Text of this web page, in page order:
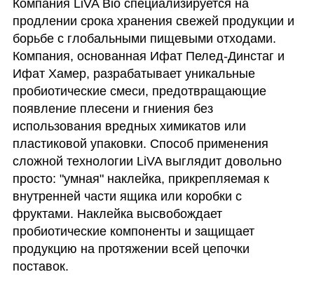
Компания LiVA Bio специализируется на
продлении срока хранения свежей продукции и
борьбе с глобальными пищевыми отходами.
Компания, основанная Ифат Пелед-Динстаг и
Ифат Хамер, разрабатывает уникальные
пробиотические смеси, предотвращающие
появление плесени и гниения без
использования вредных химикатов или
пластиковой упаковки. Способ применения
сложной технологии LiVA выглядит довольно
просто: "умная" наклейка, прикрепляемая к
внутренней части ящика или коробки с
фруктами. Наклейка высвобождает
пробиотические компоненты и защищает
продукцию на протяжении всей цепочки
поставок.